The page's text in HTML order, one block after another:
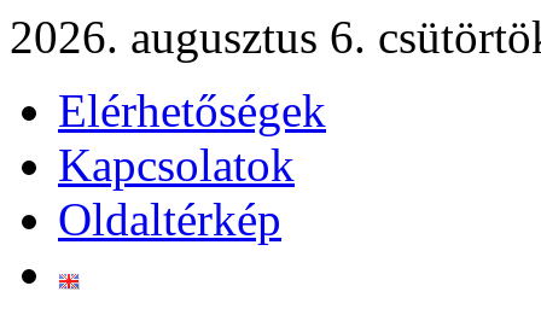
2026. augusztus 6.
Elérhetőségek
Kapcsolatok
Oldaltérkép